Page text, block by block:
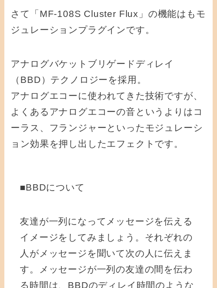
さて「MF-108S Cluster Flux」の機能はもモ
ジュレーションプラグインです。
アナログバケットブリゲードディレイ
（BBD）テクノロジーを採用。
アナログエコーに使われてきた技術ですが、
よくあるアナログエコーの音というよりはコ
ーラス、フランジャーといったモジュレーシ
ョン効果を押し出したエフェクトです。
■BBDについて
友達が一列になってメッセージを伝える
イメージをしてみましょう。それぞれの
人がメッセージを聞いて次の人に伝えま
す。メッセージが一列の友達の間を伝わ
る時間は、BBDのディレイ時間のような